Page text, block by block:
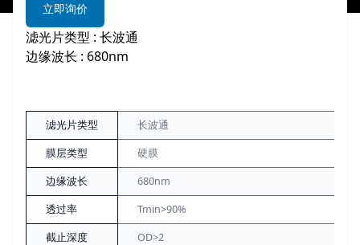
立即询价
滤光片类型 : 长波通
边缘波长 : 680nm
滤光片类型 长波通
膜层类型 硬膜
边缘波长 680nm
透过率 Tmin>90%
截止深度 OD>2